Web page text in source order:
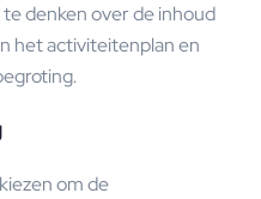
denken over de inhoud
het activiteitenplan en
om de